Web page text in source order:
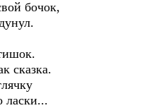
бочок,